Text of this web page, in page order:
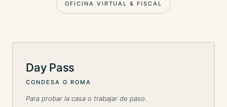
OFICINA VIRTUAL & FISCAL
Day Pass
CONDESA O ROMA
Para probar la casa o trabajar de paso.